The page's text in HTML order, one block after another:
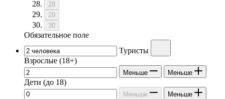
28
29
30
Обязательное поле
Туристы
Взрослые (18+)
Меньше Меньше
Дети (до 18)
Меньше Меньше